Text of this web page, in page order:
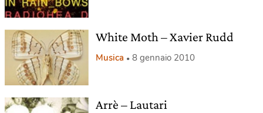
White Moth – Xavier Rudd
Musica 8 gennaio 2010
Arrè – Lautari